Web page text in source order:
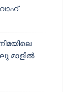
മാളിൽ